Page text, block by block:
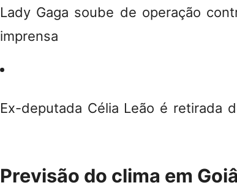
Lady Gaga soube de operação
imprensa
Ex-deputada Célia Leão é retirada
Previsão do clima em